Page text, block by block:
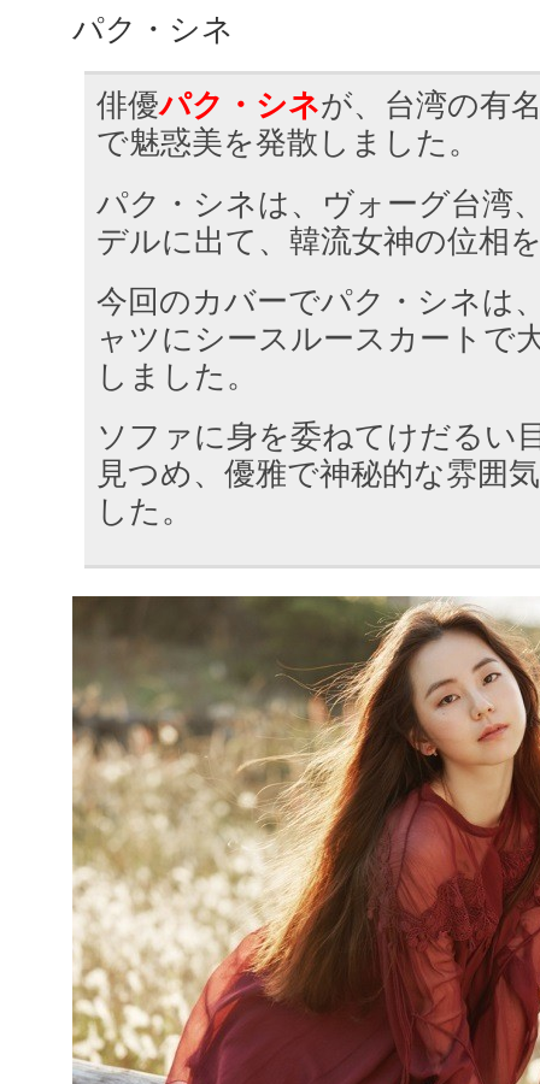
パク・シネ
俳優パク・シネが、台湾の有
で魅惑美を発散しました。
パク・シネは、ヴォーグ台湾
デルに出て、韓流女神の位相
今回のカバーでパク・シネは
ャツにシースルースカートで
しました。
ソファに身を委ねてけだるい
見つめ、優雅で神秘的な雰囲
した。